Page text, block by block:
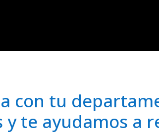
con tu
y te ayudamos a